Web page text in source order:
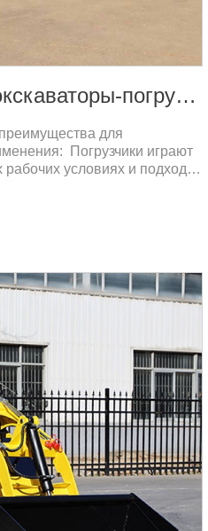
Продам большие экскаваторы-погрузчики
для
Погрузчики играют
условиях и подходят
муниципальных
разгрузочных работ в
производительность
и транспортировочных
потребителей**:1.